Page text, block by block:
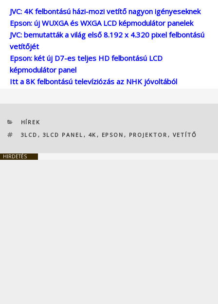
JVC: 4K felbontású házi-mozi vetítő nagyon igényeseknek
Epson: új WUXGA és WXGA LCD képmodulátor panelek
JVC: bemutatták a világ első 8.192 x 4.320 pixel felbontású
vetítőjét
Epson: két új D7-es teljes HD felbontású LCD
képmodulátor panel
Itt a 8K felbontású televíziózás az NHK jóvoltából
KATEGÓRIÁK
HÍREK
CÍMKÉK
3LCD , 3LCD PANEL , 4K , EPSON , PROJEKTOR , VETÍTŐ
HIRDETÉS